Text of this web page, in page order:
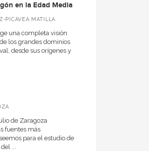
en la Edad Media
PICAVEA MATILLA
una completa visión
los grandes dominios
desde sus orígenes y
de Zaragoza
fuentes más
para el estudio de
...